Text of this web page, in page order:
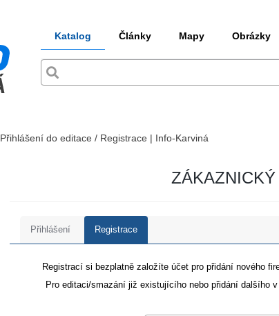
Katalog Články Mapy Obrázky
Přihlášení do editace / Registrace | Info-Karviná
Přihlášení Registrace
Registrací si bezplatně založíte účet pro přidání nového
Pro editaci/smazání již existujícího nebo přidání dalšího